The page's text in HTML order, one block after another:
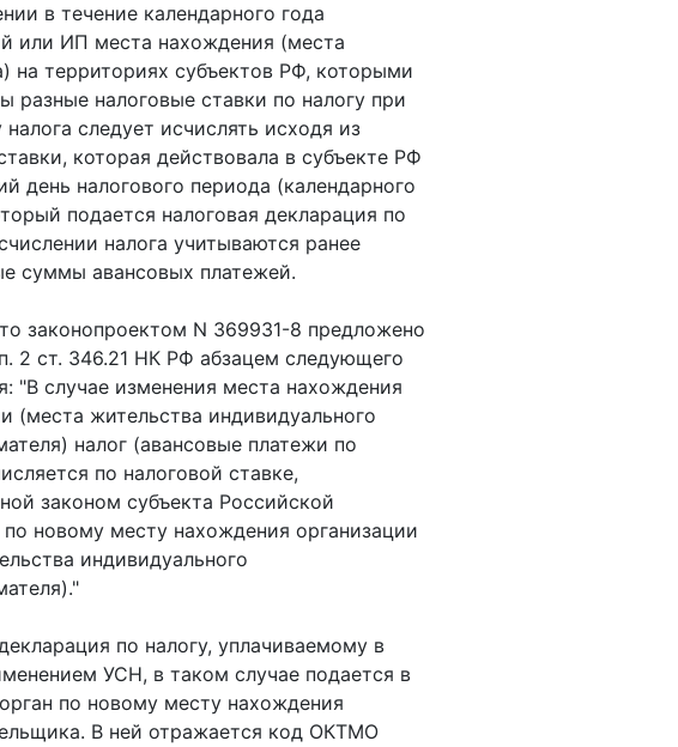
в течение календарного года
или ИП места нахождения (места
на территориях субъектов РФ, которыми
разные налоговые ставки по налогу при
следует исчислять исходя из
которая действовала в субъекте РФ
день налогового периода (календарного
подается налоговая декларация по
налога учитываются ранее
суммы авансовых платежей.
законопроектом N 369931-8 предложено
2 ст. 346.21 НК РФ абзацем следующего
"В случае изменения места нахождения
(места жительства индивидуального
налог (авансовые платежи по
по налоговой ставке,
законом субъекта Российской
новому месту нахождения организации
индивидуального
по налогу, уплачиваемому в
УСН, в таком случае подается в
по новому месту нахождения
В ней отражается код ОКТМО